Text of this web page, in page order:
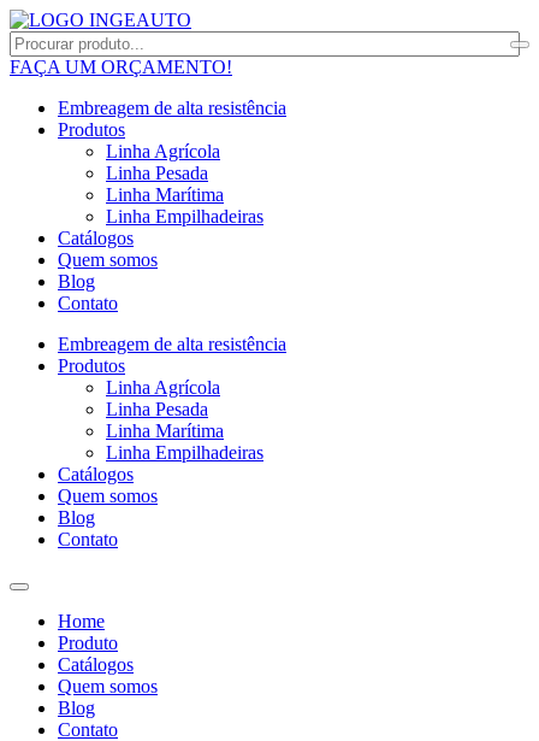
FAÇA UM ORÇAMENTO!
Embreagem de alta resistência
Produtos
Linha Agrícola
Linha Pesada
Linha Marítima
Linha Empilhadeiras
Catálogos
Quem somos
Blog
Contato
Embreagem de alta resistência
Produtos
Linha Agrícola
Linha Pesada
Linha Marítima
Linha Empilhadeiras
Catálogos
Quem somos
Blog
Contato
Home
Produto
Catálogos
Quem somos
Blog
Contato